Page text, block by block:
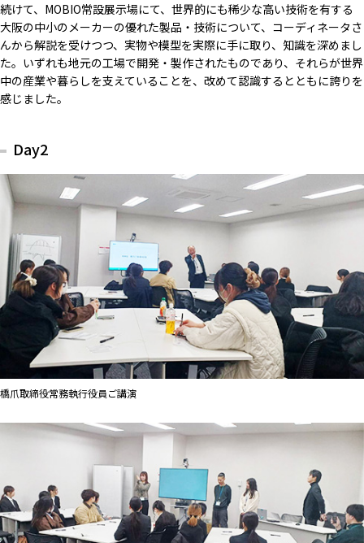
続けて、MOBIO常設展示場にて、世界的にも稀少な高い技術を有する
大阪の中小のメーカーの優れた製品・技術について、コーディネータさ
んから解説を受けつつ、実物や模型を実際に手に取り、知識を深めまし
た。いずれも地元の工場で開発・製作されたものであり、それらが世界
中の産業や暮らしを支えていることを、改めて認識するとともに誇りを
感じました。
Day2
橋爪取締役常務執行役員ご講演